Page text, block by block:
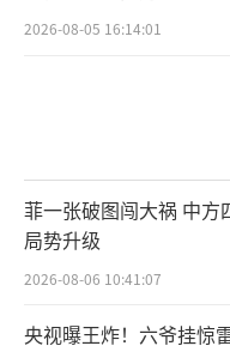
特朗普猜测
所有人”都会承诺
们会让他们付出双
目前还不清楚
美国正在与整个
是与欧盟内部的单
2026-08-05 16:14:01
菲一张破图闯大祸 中方
局势升级
2026-08-06 10:41:07
央视曝王炸！六爷挂惊